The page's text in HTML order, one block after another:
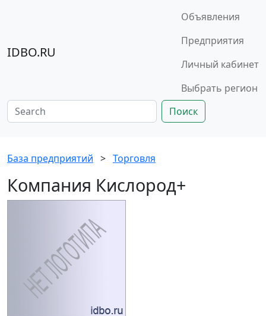
IDBO.RU
Объявления
Предприятия
Личный кабинет
Выбрать регион
Поиск
База предприятий > Торговля
Компания Кислород+